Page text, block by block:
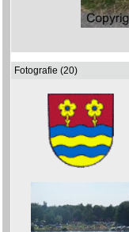
Fotografie (20)